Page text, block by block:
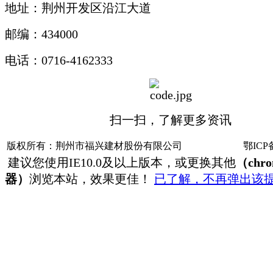
地址：荆州开发区沿江大道
邮编：434000
电话：0716-4162333
扫一扫，了解更多资讯
版权所有：荆州市福兴建材股份有限公司 鄂ICP
建议您使用IE10.0及以上版本，或更换其他 （
器） 浏览本站，效果更佳！ 已了解，不再弹出该